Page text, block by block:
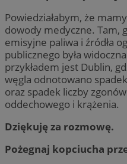
Powiedziałabym, że
dowody medyczne. Tam,
emisyjne paliwa i źródła
publicznego była
przykładem jest Dublin,
węgla odnotowano
oraz spadek liczby
oddechowego i krążenia.
Dziękuję za rozmowę.
Pożegnaj kopciucha